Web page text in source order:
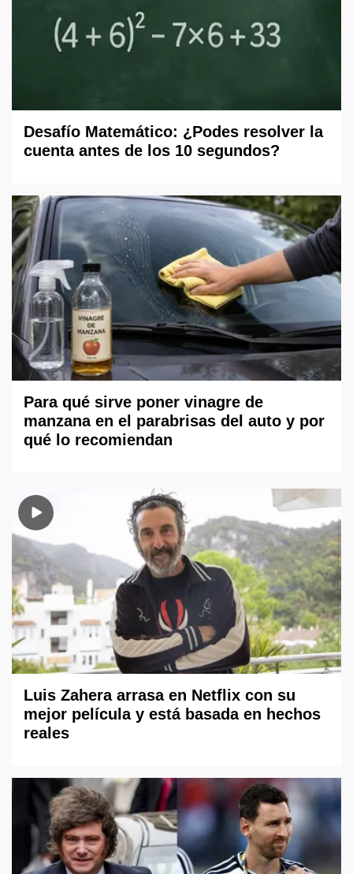
Desafío Matemático: ¿Podes resolver la
cuenta antes de los 10 segundos?
Para qué sirve poner vinagre de
manzana en el parabrisas del auto y por
qué lo recomiendan
Luis Zahera arrasa en Netflix con su
mejor película y está basada en hechos
reales